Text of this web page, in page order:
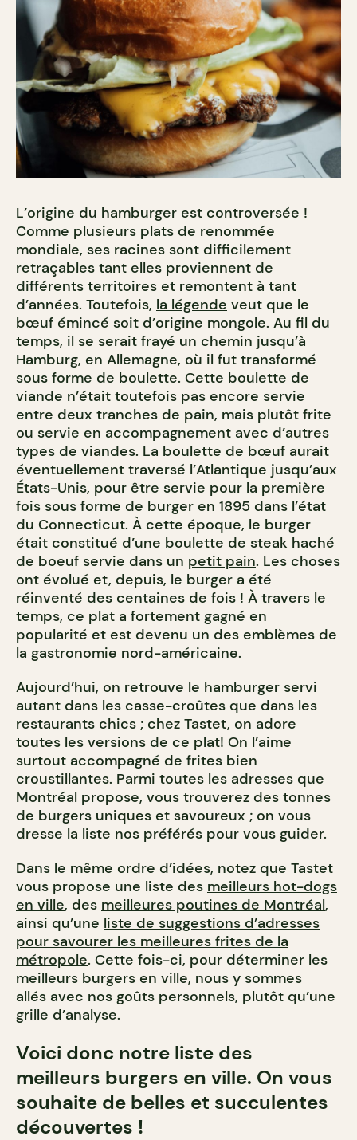
L’origine du hamburger est controversée !
Comme plusieurs plats de renommée
mondiale, ses racines sont difficilement
retraçables tant elles proviennent de
différents territoires et remontent à tant
d’années. Toutefois, la légende veut que le
bœuf émincé soit d’origine mongole. Au fil du
temps, il se serait frayé un chemin jusqu’à
Hamburg, en Allemagne, où il fut transformé
sous forme de boulette. Cette boulette de
viande n’était toutefois pas encore servie
entre deux tranches de pain, mais plutôt frite
ou servie en accompagnement avec d’autres
types de viandes. La boulette de bœuf aurait
éventuellement traversé l’Atlantique jusqu’aux
États-Unis, pour être servie pour la première
fois sous forme de burger en 1895 dans l’état
du Connecticut. À cette époque, le burger
était constitué d’une boulette de steak haché
de boeuf servie dans un petit pain. Les choses
ont évolué et, depuis, le burger a été
réinventé des centaines de fois ! À travers le
temps, ce plat a fortement gagné en
popularité et est devenu un des emblèmes de
la gastronomie nord-américaine.
Aujourd’hui, on retrouve le hamburger servi
autant dans les casse-croûtes que dans les
restaurants chics ; chez Tastet, on adore
toutes les versions de ce plat! On l’aime
surtout accompagné de frites bien
croustillantes. Parmi toutes les adresses que
Montréal propose, vous trouverez des tonnes
de burgers uniques et savoureux ; on vous
dresse la liste nos préférés pour vous guider.
Dans le même ordre d’idées, notez que Tastet
vous propose une liste des meilleurs hot-dogs
en ville, des meilleures poutines de Montréal,
ainsi qu’une liste de suggestions d’adresses
pour savourer les meilleures frites de la
métropole. Cette fois-ci, pour déterminer les
meilleurs burgers en ville, nous y sommes
allés avec nos goûts personnels, plutôt qu’une
grille d’analyse.
Voici donc notre liste des
meilleurs burgers en ville. On vous
souhaite de belles et succulentes
découvertes !